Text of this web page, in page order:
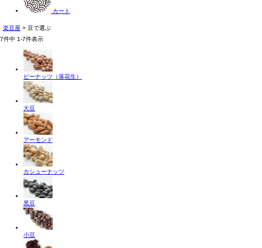
カート
楽豆屋
豆で選ぶ
7件中 1-7件表示
ピーナッツ（落花生）
大豆
アーモンド
カシューナッツ
黒豆
小豆